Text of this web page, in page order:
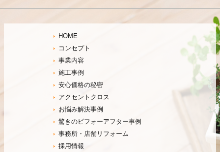
HOME
コンセプト
事業内容
施工事例
安心価格の秘密
アクセントクロス
お悩み解決事例
驚きのビフォーアフター事例
事務所・店舗リフォーム
採用情報